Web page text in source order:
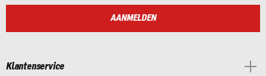
AANMELDEN
Klantenservice